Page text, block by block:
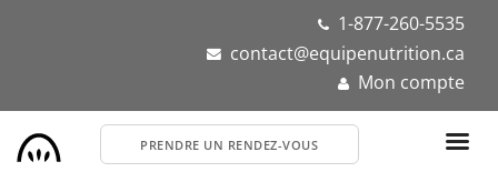
1-877-260-5535
contact@equipenutrition.ca
Mon compte
PRENDRE UN RENDEZ-VOUS